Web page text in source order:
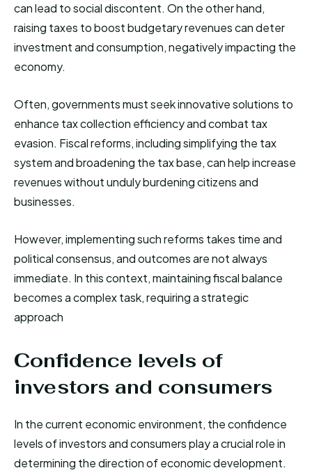
can lead to social discontent. On the other hand,
raising taxes to boost budgetary revenues can deter
investment and consumption, negatively impacting the
economy.
Often, governments must seek innovative solutions to
enhance tax collection efficiency and combat tax
evasion. Fiscal reforms, including simplifying the tax
system and broadening the tax base, can help increase
revenues without unduly burdening citizens and
businesses.
However, implementing such reforms takes time and
political consensus, and outcomes are not always
immediate. In this context, maintaining fiscal balance
becomes a complex task, requiring a strategic
approach
Confidence levels of
investors and consumers
In the current economic environment, the confidence
levels of investors and consumers play a crucial role in
determining the direction of economic development.